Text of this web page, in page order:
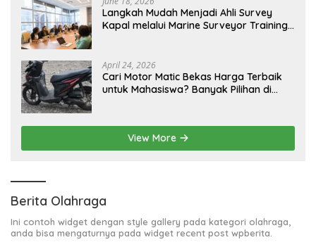
Langkah Mudah Menjadi Ahli Survey
Kapal melalui Marine Surveyor Training
April 24, 2026
Cari Motor Matic Bekas Harga Terbaik
untuk Mahasiswa? Banyak Pilihan di
View More
Berita Olahraga
Ini contoh widget dengan style gallery pada kategori olahraga,
anda bisa mengaturnya pada widget recent post wpberita.